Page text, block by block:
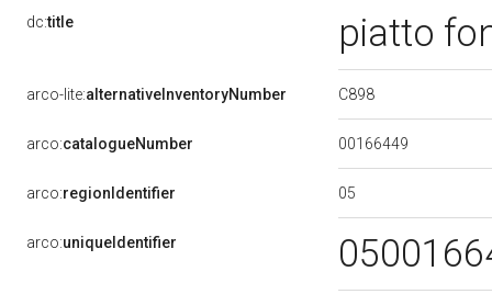
dc:title piatto
arco-lite:alternativeInventoryNumber C898
arco:catalogueNumber 00166449
arco:regionIdentifier 05
arco:uniqueIdentifier